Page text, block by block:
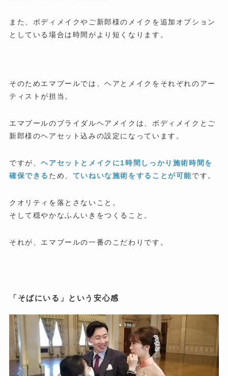
また、ボディメイクやご新郎様のメイクを追加オプション
としている場合は時間がより短くなります。
そのためエマブールでは、ヘアとメイクをそれぞれのアー
ティストが担当。
エマブールのブライダルヘアメイクは、ボディメイクとご
新郎様のヘアセット込みの設定になっています。
ですが、ヘアセットとメイクに1時間しっかり施術時間を
確保できる ため、 ていねいな施術をすることが可能です。
クオリティを落とさないこと。
そして穏やかなふんいきをつくること。
それが、エマブールの一番のこだわりです。
「そばにいる」という安心感